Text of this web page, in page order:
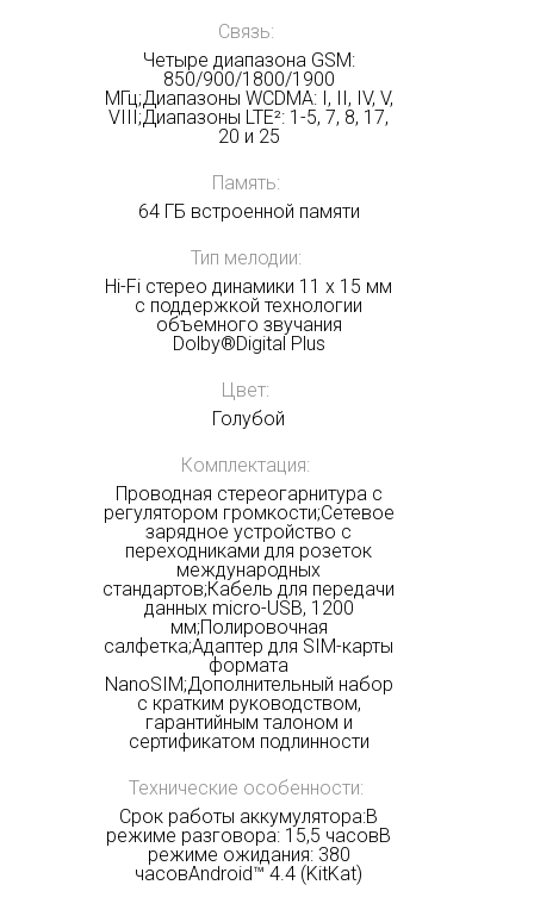
Связь:
Четыре диапазона GSM:
850/900/1800/1900
МГц;Диапазоны WCDMA: I, II, IV, V,
VIII;Диапазоны LTE²: 1-5, 7, 8, 17,
20 и 25
Память:
64 ГБ встроенной памяти
Тип мелодии:
Hi-Fi стерео динамики 11 x 15 мм
с поддержкой технологии
объемного звучания
Dolby®Digital Plus
Цвет:
Голубой
Комплектация:
Проводная стереогарнитура с
регулятором громкости;Сетевое
зарядное устройство с
переходниками для розеток
международных
стандартов;Кабель для передачи
данных micro-USB, 1200
мм;Полировочная
салфетка;Адаптер для SIM-карты
формата
NanoSIM;Дополнительный набор
с кратким руководством,
гарантийным талоном и
сертификатом подлинности
Технические особенности:
Срок работы аккумулятора:В
режиме разговора: 15,5 часовВ
режиме ожидания: 380
часовAndroid™ 4.4 (KitKat)